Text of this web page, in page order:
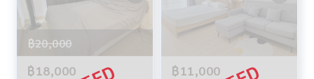
฿20,000
฿18,000 ฿11,000